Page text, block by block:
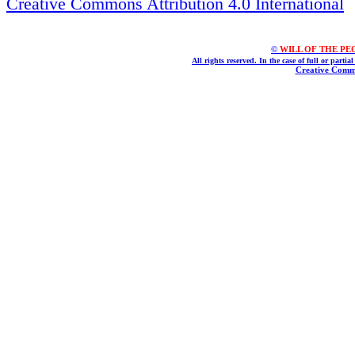
© WILL OF THE
All rights reserved. In the case of full or
Creative